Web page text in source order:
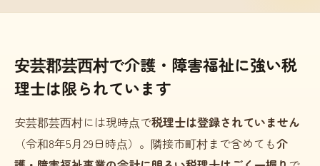
安芸郡芸西村で介護・障害福祉に強い税
理士は限られています
安芸郡芸西村には現時点で税理士は登録されていません
（令和8年5月29日時点）。隣接市町村まで含めても介